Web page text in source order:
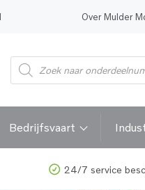
Over Mulder
Producten
zoeken
Bedrijfsvaart
24/7 service